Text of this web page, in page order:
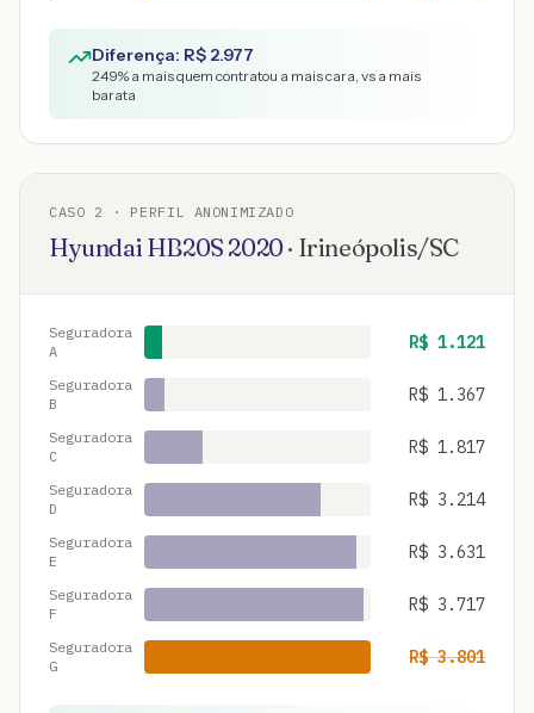
Diferença: R$ 2.977
249% a mais quem contratou a mais cara, vs a mais
barata
CASO 2 · PERFIL ANONIMIZADO
Hyundai HB20S 2020· Irineópolis/SC
Seguradora
A
R$ 1.121
Seguradora
B
R$ 1.367
Seguradora
C
R$ 1.817
Seguradora
D
R$ 3.214
Seguradora
E
R$ 3.631
Seguradora
F
R$ 3.717
Seguradora
G
R$3.801